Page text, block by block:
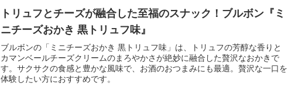
トリュフとチーズが融合した至福のスナック！ブルボン『ミ
ニチーズおかき 黒トリュフ味』
ブルボンの「ミニチーズおかき 黒トリュフ味」は、トリュフの芳醇な香りと
カマンベールチーズクリームのまろやかさが絶妙に融合した贅沢なおかきで
す。サクサクの食感と豊かな風味で、お酒のおつまみにも最適。贅沢な一口を
体験したい方におすすめです。